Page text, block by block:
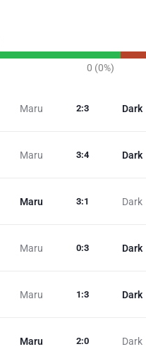
0 (0%)
Maru Dark
2:3
Maru Dark
3:4
Maru Dark
3:1
Maru Dark
0:3
Maru Dark
1 :3
Maru Dark
2:0